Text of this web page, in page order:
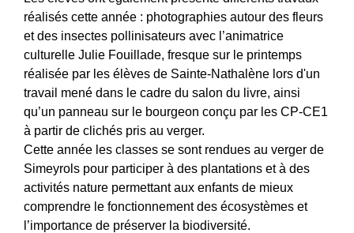
réalisés cette année : photographies autour des fleurs
et des insectes pollinisateurs avec l’animatrice
culturelle Julie Fouillade, fresque sur le printemps
réalisée par les élèves de Sainte-Nathalène lors d'un
travail mené dans le cadre du salon du livre, ainsi
qu’un panneau sur le bourgeon conçu par les CP-CE1
à partir de clichés pris au verger.
Cette année les classes se sont rendues au verger de
Simeyrols pour participer à des plantations et à des
activités nature permettant aux enfants de mieux
comprendre le fonctionnement des écosystèmes et
l’importance de préserver la biodiversité.